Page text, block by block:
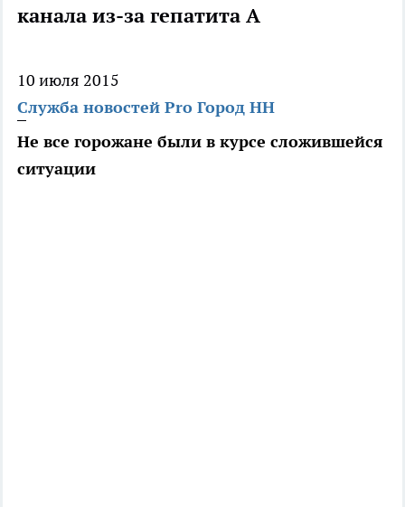
канала из-за гепатита А
10 июля 2015
Служба новостей Pro Город НН
Не все горожане были в курсе сложившейся
ситуации